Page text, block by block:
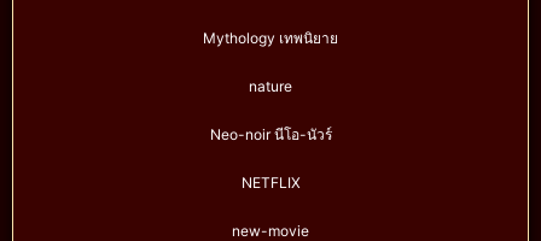
Mythology เทพนิยาย
nature
Neo-noir นีโอ-นัวร์
NETFLIX
new-movie